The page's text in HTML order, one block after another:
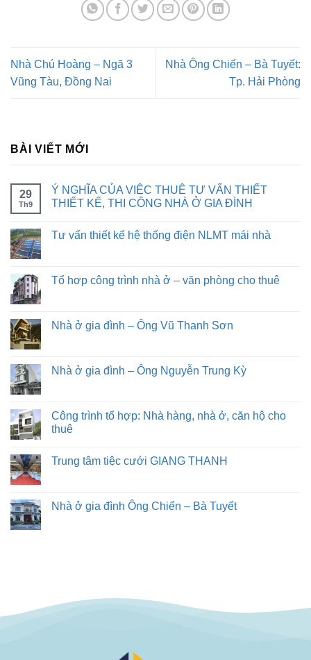
Nhà Chú Hoàng – Ngã 3
Vũng Tàu, Đồng Nai
Nhà Ông Chiến – Bà Tuyết:
Tp. Hải Phòng
BÀI VIẾT MỚI
29
Th9
Ý NGHĨA CỦA VIỆC THUÊ TƯ VẤN THIẾT
THIẾT KẾ, THI CÔNG NHÀ Ở GIA ĐÌNH
Tư vấn thiết kế hệ thống điện NLMT mái nhà
Tổ hơp công trình nhà ở – văn phòng cho thuê
Nhà ở gia đình – Ông Vũ Thanh Sơn
Nhà ở gia đình – Ông Nguyễn Trung Kỳ
Công trình tổ hợp: Nhà hàng, nhà ở, căn hộ cho
thuê
Trung tâm tiệc cưới GIANG THANH
Nhà ở gia đình Ông Chiến – Bà Tuyết